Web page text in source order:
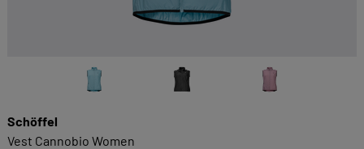
Schöffel
Vest Cannobio Women